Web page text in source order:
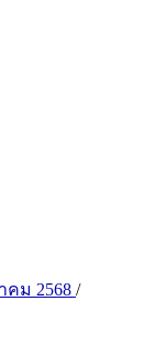
คม 2568 /